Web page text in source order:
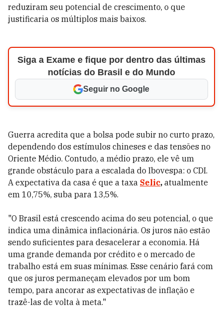
reduziram seu potencial de crescimento, o que
justificaria os múltiplos mais baixos.
Siga a Exame e fique por dentro das últimas
notícias do Brasil e do Mundo
Seguir no Google
Guerra acredita que a bolsa pode subir no curto prazo,
dependendo dos estímulos chineses e das tensões no
Oriente Médio. Contudo, a médio prazo, ele vê um
grande obstáculo para a escalada do Ibovespa: o CDI.
A expectativa da casa é que a taxa Selic, atualmente
em 10,75%, suba para 13,5%.
"O Brasil está crescendo acima do seu potencial, o que
indica uma dinâmica inflacionária. Os juros não estão
sendo suficientes para desacelerar a economia. Há
uma grande demanda por crédito e o mercado de
trabalho está em suas mínimas. Esse cenário fará com
que os juros permaneçam elevados por um bom
tempo, para ancorar as expectativas de inflação e
trazê-las de volta à meta."